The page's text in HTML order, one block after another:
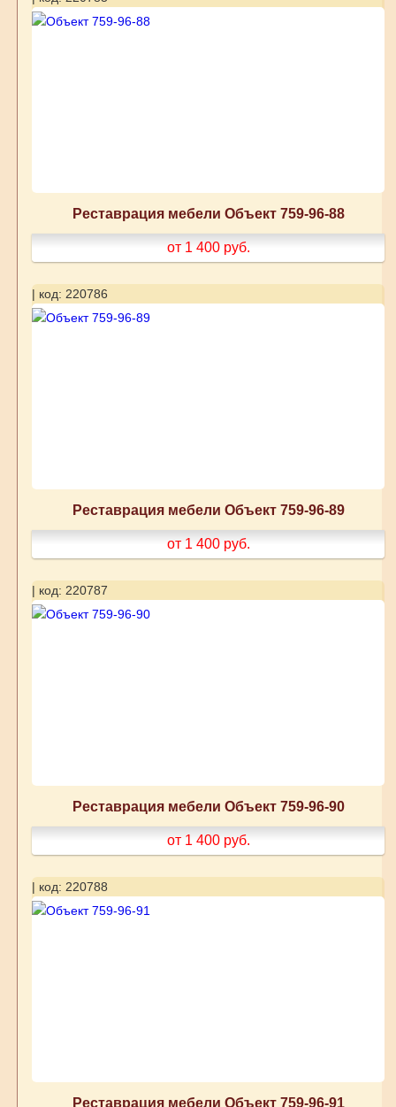
Реставрация мебели Объект 759-96-88
от 1 400 руб.
| код: 220786
Реставрация мебели Объект 759-96-89
от 1 400 руб.
| код: 220787
Реставрация мебели Объект 759-96-90
от 1 400 руб.
| код: 220788
Реставрация мебели Объект 759-96-91